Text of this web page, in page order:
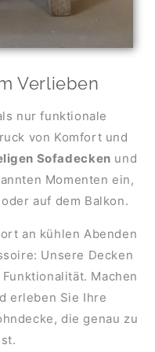
Verlieben
nur funktionale
von Komfort und
Sofadecken und
Momenten ein,
auf dem Balkon.
an kühlen Abenden
Unsere Decken
Machen
erleben Sie Ihre
die genau zu